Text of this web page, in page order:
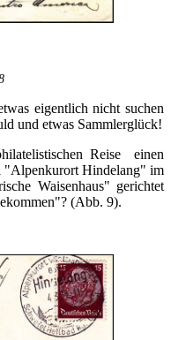
eigentlich nicht suchen
und etwas Sammlerglück!
Reise einen
"Alpenkurort Hindelang" im
Waisenhaus" gerichtet
(Abb. 9).